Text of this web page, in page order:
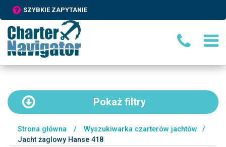
SZYBKIE ZAPYTANIE
Pokaż filtry
Strona główna / Wyszukiwarka czarterów jachtów
/
Jacht żaglowy Hanse 418